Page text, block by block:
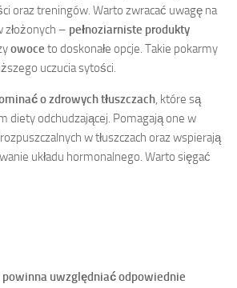
oraz treningów. Warto zwracać uwagę na
– pełnoziarniste produkty
owoce to doskonałe opcje. Takie pokarmy
uczucia sytości.
o zdrowych tłuszczach, które są
diety odchudzającej. Pomagają one w
w tłuszczach oraz wspierają
układu hormonalnego. Warto sięgać
uwzględniać odpowiednie